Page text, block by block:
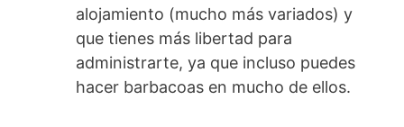
alojamiento (mucho más variados) y
que tienes más libertad para
administrarte, ya que incluso puedes
hacer barbacoas en mucho de ellos.